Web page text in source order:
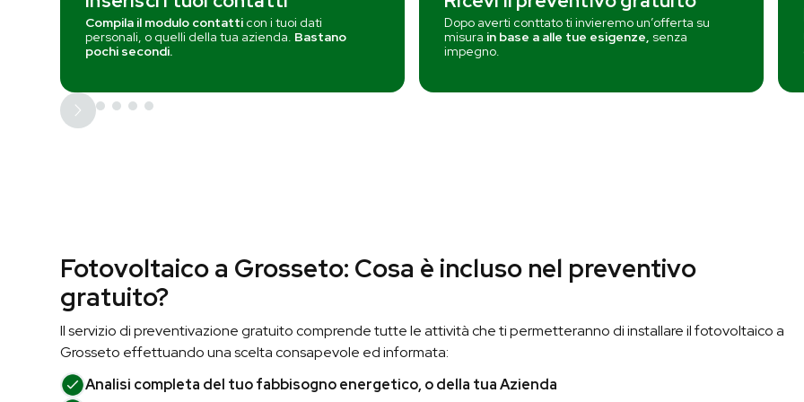
Compila il modulo contatti con i tuoi dati
personali, o quelli della tua azienda. Bastano
pochi secondi.
Dopo averti conttato ti invieremo un’offerta su
misura in base a alle tue esigenze, senza
impegno.
Fotovoltaico a Grosseto: Cosa è incluso nel preventivo
gratuito?
Il servizio di preventivazione gratuito comprende tutte le attività che ti permetteranno di installare il fotovoltaico a
Grosseto effettuando una scelta consapevole ed informata:
Analisi completa del tuo fabbisogno energetico, o della tua Azienda